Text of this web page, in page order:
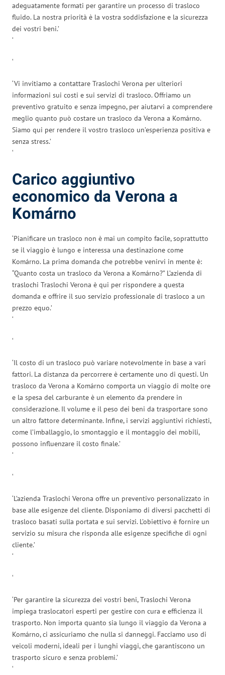
adeguatamente formati per garantire un processo di trasloco
fluido. La nostra priorità è la vostra soddisfazione e la sicurezza
dei vostri beni.’
‘
‘
‘Vi invitiamo a contattare Traslochi Verona per ulteriori
informazioni sui costi e sui servizi di trasloco. Offriamo un
preventivo gratuito e senza impegno, per aiutarvi a comprendere
meglio quanto può costare un trasloco da Verona a Komárno.
Siamo qui per rendere il vostro trasloco un’esperienza positiva e
senza stress.’
‘
Carico aggiuntivo
economico da Verona a
Komárno
‘Pianificare un trasloco non è mai un compito facile, soprattutto
se il viaggio è lungo e interessa una destinazione come
Komárno. La prima domanda che potrebbe venirvi in mente è:
“Quanto costa un trasloco da Verona a Komárno?” L’azienda di
traslochi Traslochi Verona è qui per rispondere a questa
domanda e offrire il suo servizio professionale di trasloco a un
prezzo equo.’
‘
‘
‘Il costo di un trasloco può variare notevolmente in base a vari
fattori. La distanza da percorrere è certamente uno di questi. Un
trasloco da Verona a Komárno comporta un viaggio di molte ore
e la spesa del carburante è un elemento da prendere in
considerazione. Il volume e il peso dei beni da trasportare sono
un altro fattore determinante. Infine, i servizi aggiuntivi richiesti,
come l’imballaggio, lo smontaggio e il montaggio dei mobili,
possono influenzare il costo finale.’
‘
‘
‘L’azienda Traslochi Verona offre un preventivo personalizzato in
base alle esigenze del cliente. Disponiamo di diversi pacchetti di
trasloco basati sulla portata e sui servizi. L’obiettivo è fornire un
servizio su misura che risponda alle esigenze specifiche di ogni
cliente.’
‘
‘
‘Per garantire la sicurezza dei vostri beni, Traslochi Verona
impiega traslocatori esperti per gestire con cura e efficienza il
trasporto. Non importa quanto sia lungo il viaggio da Verona a
Komárno, ci assicuriamo che nulla si danneggi. Facciamo uso di
veicoli moderni, ideali per i lunghi viaggi, che garantiscono un
trasporto sicuro e senza problemi.’
‘